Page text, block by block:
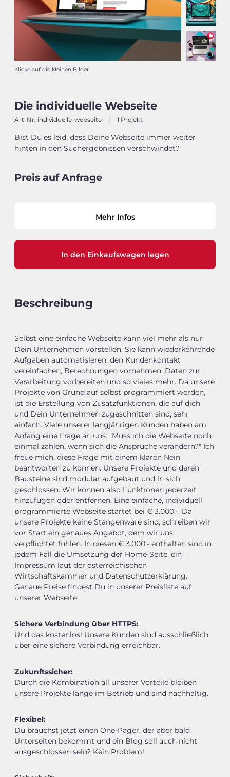
Klicke auf die kleinen Bilder
Die individuelle Webseite
Art-Nr. individuelle-webseite | 1 Projekt
Bist Du es leid, dass Deine Webseite immer weiter
hinten in den Suchergebnissen verschwindet?
Preis auf Anfrage
Mehr Infos
In den Einkaufswagen legen
Beschreibung
Selbst eine einfache Webseite kann viel mehr als nur
Dein Unternehmen vorstellen. Sie kann wiederkehrende
Aufgaben automatisieren, den Kundenkontakt
vereinfachen, Berechnungen vornehmen, Daten zur
Verarbeitung vorbereiten und so vieles mehr. Da unsere
Projekte von Grund auf selbst programmiert werden,
ist die Erstellung von Zusatzfunktionen, die auf dich
und Dein Unternehmen zugeschnitten sind, sehr
einfach. Viele unserer langjährigen Kunden haben am
Anfang eine Frage an uns: "Muss ich die Webseite noch
einmal zahlen, wenn sich die Ansprüche verändern?" Ich
freue mich, diese Frage mit einem klaren Nein
beantworten zu können. Unsere Projekte und deren
Bausteine sind modular aufgebaut und in sich
geschlossen. Wir können also Funktionen jederzeit
hinzufügen oder entfernen. Eine einfache, individuell
programmierte Webseite startet bei € 3.000,-. Da
unsere Projekte keine Stangenware sind, schreiben wir
vor Start ein genaues Angebot, dem wir uns
verpflichtet fühlen. In diesen € 3.000,- enthalten sind in
jedem Fall die Umsetzung der Home-Seite, ein
Impressum laut der österreichischen
Wirtschaftskammer und Datenschutzerklärung.
Genaue Preise findest Du in unserer Preisliste auf
unserer Webseite.
Sichere Verbindung über HTTPS:
Und das kostenlos! Unsere Kunden sind ausschließlich
über eine sichere Verbindung erreichbar.
Zukunftssicher:
Durch die Kombination all unserer Vorteile bleiben
unsere Projekte lange im Betrieb und sind nachhaltig.
Flexibel:
Du brauchst jetzt einen One-Pager, der aber bald
Unterseiten bekommt und ein Blog soll auch nicht
ausgeschlossen sein? Kein Problem!